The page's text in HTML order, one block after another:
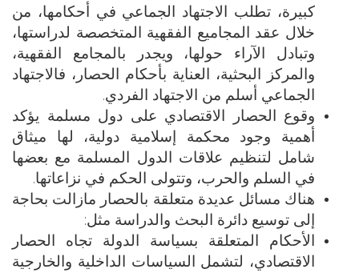
كبيرة، تطلب الاجتهاد الجماعي في أحكامها، من
خلال عقد المجاميع الفقهية المتخصصة لدراستها،
وتبادل الآراء حولها، ويجدر بالمجامع الفقهية،
والمركز البحثية، العناية بأحكام الحصار، فالاجتهاد
الجماعي أسلم من الاجتهاد الفردي.
وقوع الحصار الاقتصادي على دول مسلمة يؤكد
أهمية وجود محكمة إسلامية دولية، لها ميثاق
شامل لتنظيم علاقات الدول المسلمة مع بعضها
في السلم والحرب، وتتولى الحكم في نزاعاتها.
هناك مسائل عديدة متعلقة بالحصار مازالت بحاجة
إلى توسيع دائرة البحث والدراسة مثل:
الأحكام المتعلقة بسياسة الدولة تجاه الحصار
الاقتصادي، لتشمل السياسات الداخلية والخارجية